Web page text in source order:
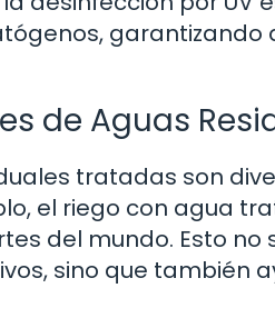
de Aguas
tratadas son
el riego con agua
del mundo. Esto
sino que también